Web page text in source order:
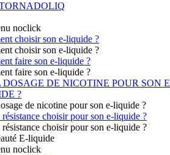
noclick
choisir son e-liquide ?
choisir son e-liquide ?
faire son e-liquide ?
faire son e-liquide ?
DOSAGE DE NICOTINE POUR SON
?
de nicotine pour son e-liquide ?
choisir pour son e-liquide ?
choisir pour son e-liquide ?
E-liquide
noclick